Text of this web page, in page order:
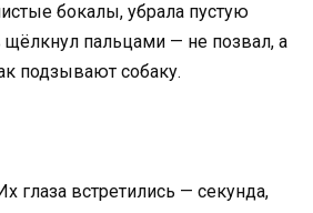
бокалы, убрала пустую
щёлкнул пальцами — не позвал, а
подзывают собаку.
глаза встретились — секунда,